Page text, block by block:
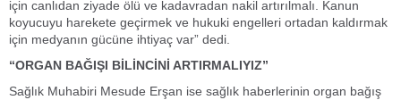
için canlıdan ziyade ölü ve kadavradan nakil artırılmalı. Kanun
koyucuyu harekete geçirmek ve hukuki engelleri ortadan kaldırmak
için medyanın gücüne ihtiyaç var” dedi.
“ORGAN BAĞIŞI BİLİNCİNİ ARTIRMALIYIZ”
Sağlık Muhabiri Mesude Erşan ise sağlık haberlerinin organ bağış